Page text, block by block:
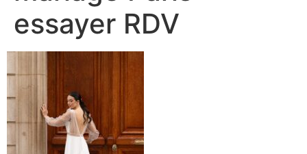
essayer RDV